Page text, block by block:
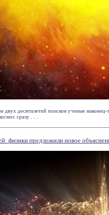
двух десятилетий поисков ученые
сразу . . .
физики предложили новое